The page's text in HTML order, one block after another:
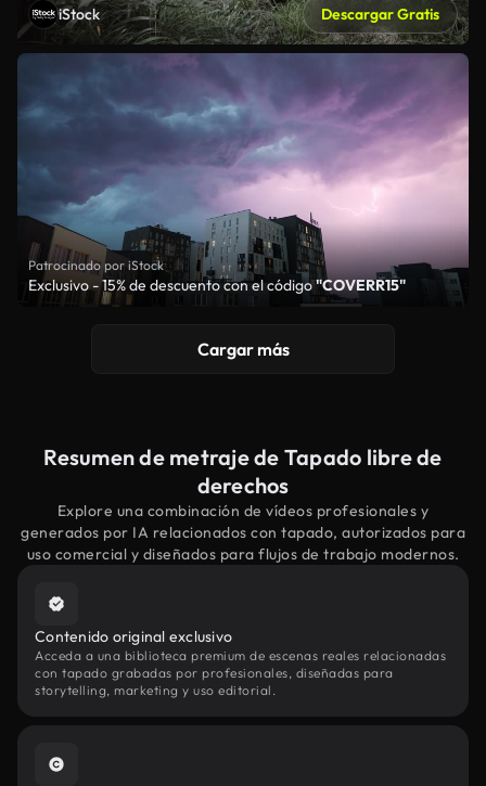
iStock Descargar Gratis
Patrocinado por iStock
Exclusivo - 15% de descuento con el código"COVERR15"
Cargar más
Resumen de metraje de Tapado libre de
derechos
Explore una combinación de vídeos profesionales y
generados por IA relacionados con tapado, autorizados para
uso comercial y diseñados para flujos de trabajo modernos.
Contenido original exclusivo
Acceda a una biblioteca premium de escenas reales relacionadas
con tapado grabadas por profesionales, diseñadas para
storytelling, marketing y uso editorial.